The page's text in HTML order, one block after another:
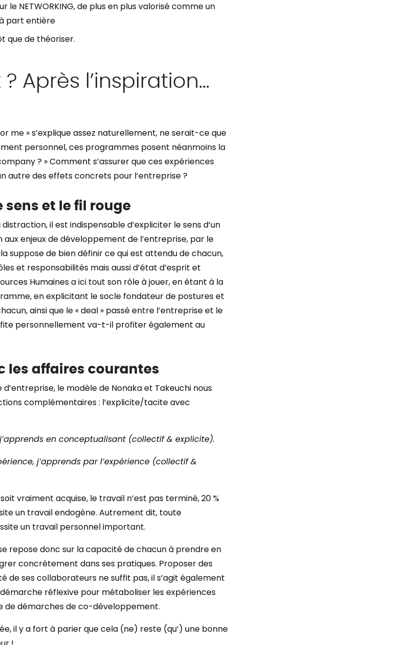
le NETWORKING, de plus en plus valorisé comme un
part entière
que de théoriser.
Après l’inspiration…
me » s’explique assez naturellement, ne serait-ce que
personnel, ces programmes posent néanmoins la
? » Comment s’assurer que ces expériences
autre des effets concrets pour l’entreprise ?
sens et le fil rouge
il est indispensable d’expliciter le sens d’un
enjeux de développement de l’entreprise, par le
suppose de bien définir ce qui est attendu de chacun,
et responsabilités mais aussi d’état d’esprit et
Humaines a ici tout son rôle à jouer, en étant à la
en explicitant le socle fondateur de postures et
ainsi que le « deal » passé entre l’entreprise et le
personnellement va-t-il profiter également au
les affaires courantes
le modèle de Nonaka et Takeuchi nous
complémentaires : l’explicite/tacite avec
en conceptualisant (collectif & explicite).
j’apprends par l’expérience (collectif &
vraiment acquise, le travail n’est pas terminé, 20 %
un travail endogène. Autrement dit, toute
un travail personnel important.
repose donc sur la capacité de chacun à prendre en
concrètement dans ses pratiques. Proposer des
de ses collaborateurs ne suffit pas, il s’agit également
réflexive pour métaboliser les expériences
de démarches de co-développement.
il y a fort à parier que cela (ne) reste (qu’) une bonne